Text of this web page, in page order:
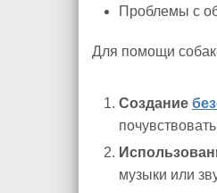
Проблемы с
Для помощи
Создание
музыки или